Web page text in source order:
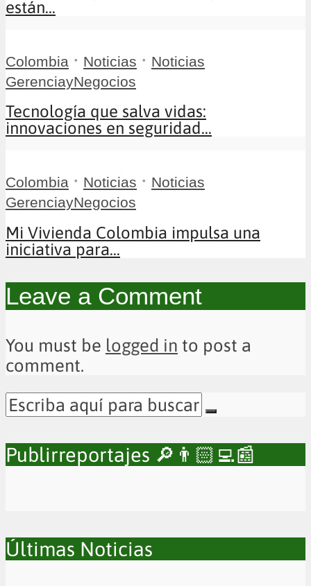
están...
Colombia • Noticias • Noticias
GerenciayNegocios
Tecnología que salva vidas:
innovaciones en seguridad...
Colombia • Noticias • Noticias
GerenciayNegocios
Mi Vivienda Colombia impulsa una
iniciativa para...
Leave a Comment
You must be logged in to post a
comment.
Publirreportajes 🔎👨🏻‍💻📰
Últimas Noticias